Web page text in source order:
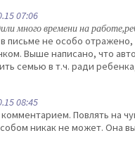
07:06
много времени на
в письме не особо отражено,
Выше написано, что
семью в т.ч. ради
08:45
Повлять на
никак не может. Она